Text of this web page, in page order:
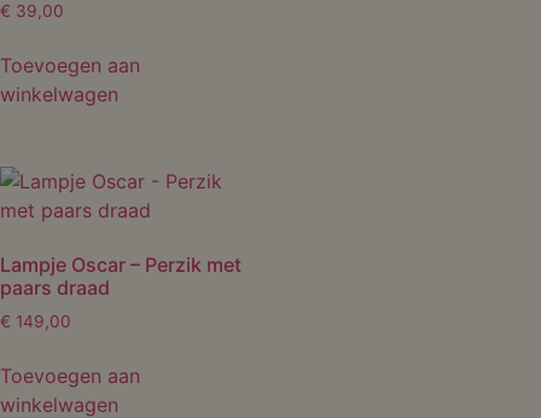
€ 39,00
Toevoegen aan
winkelwagen
Lampje Oscar – Perzik met
paars draad
€ 149,00
Toevoegen aan
winkelwagen